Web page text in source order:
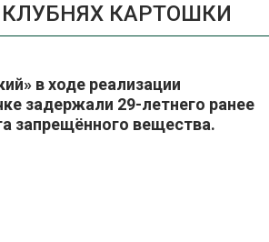
КАРТОШКИ
в ходе реализации
задержали 29-летнего ранее
запрещённого вещества.